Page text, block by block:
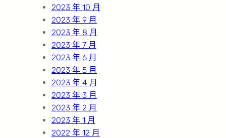
2023 年 10 月
2023 年 9 月
2023 年 8 月
2023 年 7 月
2023 年 6 月
2023 年 5 月
2023 年 4 月
2023 年 3 月
2023 年 2 月
2023 年 1 月
2022 年 12 月